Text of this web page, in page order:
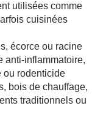
utilisées comme
cuisinées
écorce ou racine
anti-inflammatoire,
ou rodenticide
bois de chauffage,
traditionnels ou